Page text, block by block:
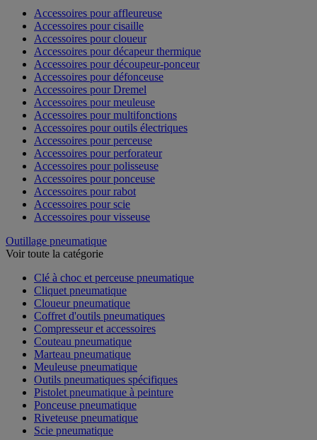
Accessoires pour affleureuse
Accessoires pour cisaille
Accessoires pour cloueur
Accessoires pour décapeur thermique
Accessoires pour découpeur-ponceur
Accessoires pour défonceuse
Accessoires pour Dremel
Accessoires pour meuleuse
Accessoires pour multifonctions
Accessoires pour outils électriques
Accessoires pour perceuse
Accessoires pour perforateur
Accessoires pour polisseuse
Accessoires pour ponceuse
Accessoires pour rabot
Accessoires pour scie
Accessoires pour visseuse
Outillage pneumatique
Voir toute la catégorie
Clé à choc et perceuse pneumatique
Cliquet pneumatique
Cloueur pneumatique
Coffret d'outils pneumatiques
Compresseur et accessoires
Couteau pneumatique
Marteau pneumatique
Meuleuse pneumatique
Outils pneumatiques spécifiques
Pistolet pneumatique à peinture
Ponceuse pneumatique
Riveteuse pneumatique
Scie pneumatique